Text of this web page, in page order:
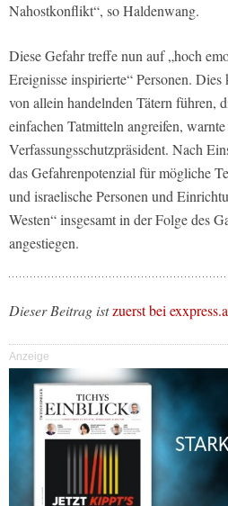
Nahostkonflikt“, so Haldenwang.
Diese Gefahr treffe nun auf „hoch
Ereignisse inspirierte“ Personen.
von allein handelnden Tätern führen,
einfachen Tatmitteln angreifen,
Verfassungsschutzpräsident. Nach
das Gefahrenpotenzial für mögliche
und israelische Personen und
Westen“ insgesamt in der Folge des
angestiegen.
Dieser Beitrag istzuerst bei
Anzeige